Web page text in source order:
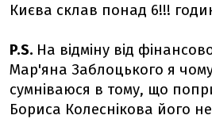
Києва склав понад 6!!!
P.S. На відміну від
Мар'яна Заблоцького я
сумніваюся в тому, що
Бориса Колеснікова його